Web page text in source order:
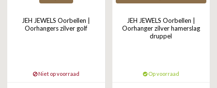
JEH JEWELS Oorbellen |
Oorhangers zilver golf
Niet op voorraad
JEH JEWELS Oorbellen |
Oorhanger zilver hamerslag
druppel
Op voorraad